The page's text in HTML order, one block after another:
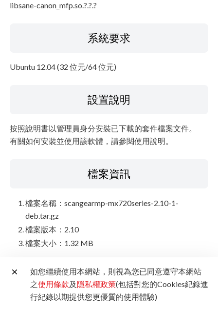
libsane-canon_mfp.so.?.?.?
系統要求
Ubuntu 12.04 (32 位元/64 位元)
設置說明
按照說明書以管理員身分安裝已下載的套件檔案文件。
有關如何安裝並使用該軟體，請參閱使用說明。
檔案資訊
檔案名稱：scangearmp-mx720series-2.10-1-
deb.tar.gz
檔案版本：2.10
檔案大小：1.32 MB
免責聲明
如您繼續使用本網站，則視為您已同意遵守本網站
之使用條款及隱私權政策(包括對您的Cookies紀錄進
行紀錄以期提供您更優質的使用體驗)